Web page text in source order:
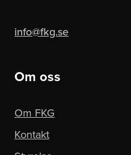
info@fkg.se
Om oss
Om FKG
Kontakt